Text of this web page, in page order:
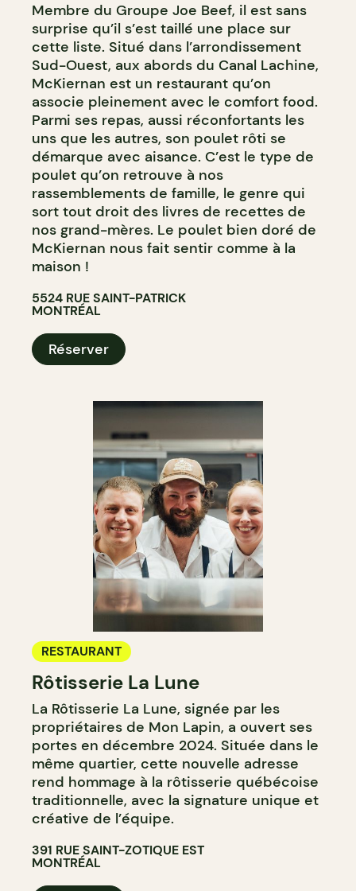
Membre du Groupe Joe Beef, il est sans
surprise qu’il s’est taillé une place sur
cette liste. Situé dans l’arrondissement
Sud-Ouest, aux abords du Canal Lachine,
McKiernan est un restaurant qu’on
associe pleinement avec le comfort food.
Parmi ses repas, aussi réconfortants les
uns que les autres, son poulet rôti se
démarque avec aisance. C’est le type de
poulet qu’on retrouve à nos
rassemblements de famille, le genre qui
sort tout droit des livres de recettes de
nos grand-mères. Le poulet bien doré de
McKiernan nous fait sentir comme à la
maison !
5524 RUE SAINT-PATRICK
MONTRÉAL
Réserver
RESTAURANT
Rôtisserie La Lune
La Rôtisserie La Lune, signée par les
propriétaires de Mon Lapin, a ouvert ses
portes en décembre 2024. Située dans le
même quartier, cette nouvelle adresse
rend hommage à la rôtisserie québécoise
traditionnelle, avec la signature unique et
créative de l’équipe.
391 RUE SAINT-ZOTIQUE EST
MONTRÉAL